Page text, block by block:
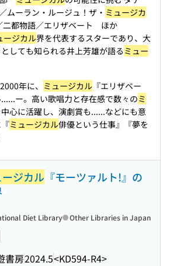
ムーラン・ルージュ！ザ・ ミュージカ
二都物語／エリザベート ほか
ージカル界を代表するスターであり、大
しても知られる井上芳雄が語る ミュー
年に、 ミュージカル 『エリザベー
...ー。高い歌唱力と存在感で数々のミ
心に活躍し、演劇賞も......などにも意
ミュージカル俳優という仕事』『夢を
ジカル 『モーツァルト!』の
書房2024.5<KD594-R4>
Diet Library Other Libraries in Japan